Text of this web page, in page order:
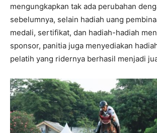
mengungkapkan tak ada perubahan
sebelumnya, selain hadiah uang
medali, sertifikat, dan hadiah-hadiah
sponsor, panitia juga menyediakan
pelatih yang ridernya berhasil menjadi